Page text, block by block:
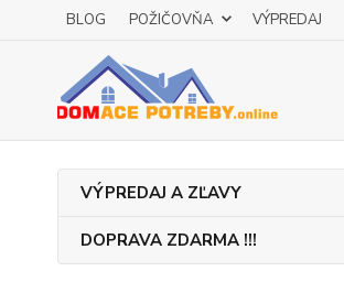
BLOG POŽIČOVŇA VÝPREDAJ
VÝPREDAJ A ZĽAVY
DOPRAVA ZDARMA !!!